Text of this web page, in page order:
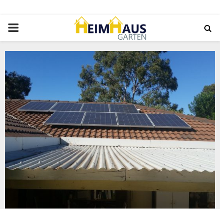
PRIMARY
MENU